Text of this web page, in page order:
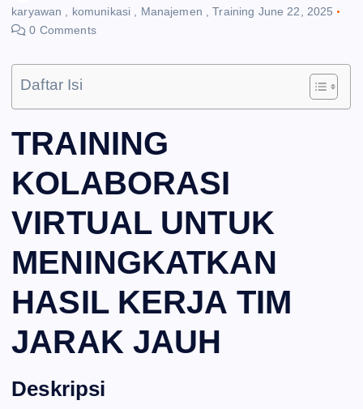
karyawan
komunikasi Manajemen ,Training June 22, 2025
0 Comments
Daftar Isi
TRAINING
KOLABORASI
VIRTUAL UNTUK
MENINGKATKAN
HASIL KERJA TIM
JARAK JAUH
Deskripsi